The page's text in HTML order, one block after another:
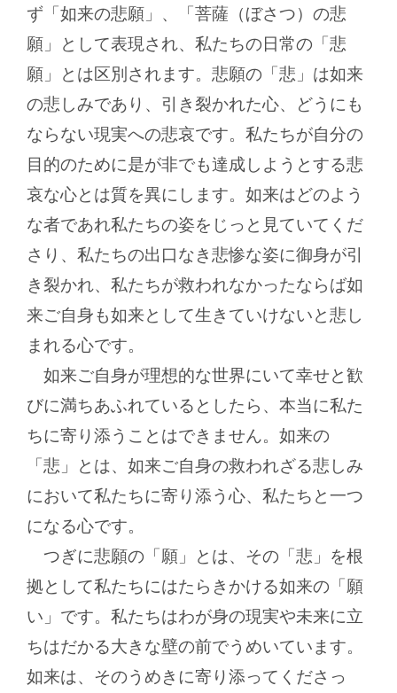
ず「如来の悲願」、「菩薩（ぼさつ）の悲
願」として表現され、私たちの日常の「悲
願」とは区別されます。悲願の「悲」は如来
の悲しみであり、引き裂かれた心、どうにも
ならない現実への悲哀です。私たちが自分の
目的のために是が非でも達成しようとする悲
哀な心とは質を異にします。如来はどのよう
な者であれ私たちの姿をじっと見ていてくだ
さり、私たちの出口なき悲惨な姿に御身が引
き裂かれ、私たちが救われなかったならば如
来ご自身も如来として生きていけないと悲し
まれる心です。
如来ご自身が理想的な世界にいて幸せと歓
びに満ちあふれているとしたら、本当に私た
ちに寄り添うことはできません。如来の
「悲」とは、如来ご自身の救われざる悲しみ
において私たちに寄り添う心、私たちと一つ
になる心です。
つぎに悲願の「願」とは、その「悲」を根
拠として私たちにはたらきかける如来の「願
い」です。私たちはわが身の現実や未来に立
ちはだかる大きな壁の前でうめいています。
如来は、そのうめきに寄り添ってくださっ